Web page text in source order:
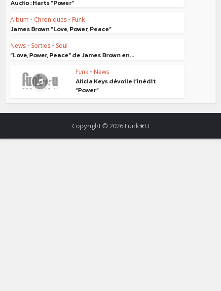
Audio : Harts “Power”
Album • Chroniques • Funk
James Brown “Love, Power, Peace”
News • Sorties • Soul
“Love, Power, Peace” de James Brown en...
Funk • News
Alicia Keys dévoile l’inédit
“Power”
Copyright © 2026 Funk★U